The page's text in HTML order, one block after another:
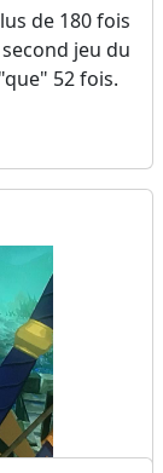
des
chacun un
mains.
de 180 fois
jeu du
52 fois.